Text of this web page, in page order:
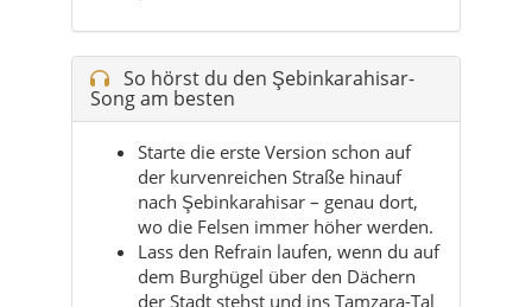
Starte die erste Version schon auf
der kurvenreichen Straße hinauf
nach Şebinkarahisar – genau dort,
wo die Felsen immer höher werden.
Lass den Refrain laufen, wenn du auf
dem Burghügel über den Dächern
der Stadt stehst und ins Tamzara-Tal
hinunterblickst.
Hör die zweite, kürzere Version beim
Spaziergang durch die alten Gassen
von Tamzara oder auf dem Rückweg
in der Abenddämmerung.